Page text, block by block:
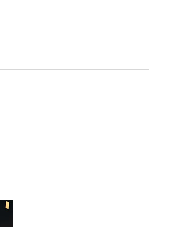
que certains d’entre
et une courageuse